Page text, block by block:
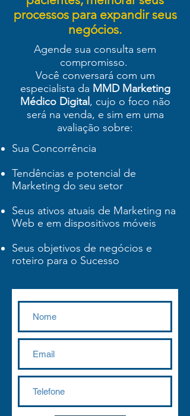
processos para expandir seus
negócios.
Agende sua consulta sem
compromisso.
Você conversará com um
especialista da MMD Marketing
Médico Digital , cujo o foco não
será na venda, e sim em uma
avaliação sobre:
Sua Concorrência
Tendências e potencial de
Marketing do seu setor
Seus ativos atuais de Marketing na
Web e em dispositivos móveis
Seus objetivos de negócios e
roteiro para o Sucesso